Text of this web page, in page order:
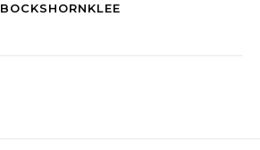
BOCKSHORNKLEE